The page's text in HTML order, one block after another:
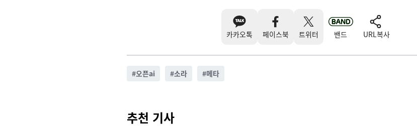
카카오톡 페이스북 트위터 밴드 URL복사
#오픈ai #소라 #메타
추천 기사